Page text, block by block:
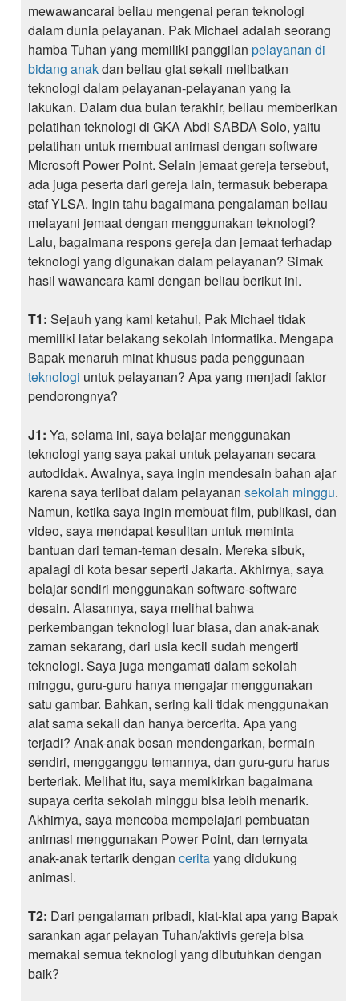
mewawancarai beliau mengenai peran teknologi
dalam dunia pelayanan. Pak Michael adalah seorang
hamba Tuhan yang memiliki panggilan pelayanan di
bidang anakdan beliau giat sekali melibatkan
teknologi dalam pelayanan-pelayanan yang ia
lakukan. Dalam dua bulan terakhir, beliau memberikan
pelatihan teknologi di GKA Abdi SABDA Solo, yaitu
pelatihan untuk membuat animasi dengan software
Microsoft Power Point. Selain jemaat gereja tersebut,
ada juga peserta dari gereja lain, termasuk beberapa
staf YLSA. Ingin tahu bagaimana pengalaman beliau
melayani jemaat dengan menggunakan teknologi?
Lalu, bagaimana respons gereja dan jemaat terhadap
teknologi yang digunakan dalam pelayanan? Simak
hasil wawancara kami dengan beliau berikut ini.
T1: Sejauh yang kami ketahui, Pak Michael tidak
memiliki latar belakang sekolah informatika. Mengapa
Bapak menaruh minat khusus pada penggunaan
teknologi untuk pelayanan? Apa yang menjadi faktor
pendorongnya?
J1: Ya, selama ini, saya belajar menggunakan
teknologi yang saya pakai untuk pelayanan secara
autodidak. Awalnya, saya ingin mendesain bahan ajar
karena saya terlibat dalam pelayanan sekolah minggu.
Namun, ketika saya ingin membuat film, publikasi, dan
video, saya mendapat kesulitan untuk meminta
bantuan dari teman-teman desain. Mereka sibuk,
apalagi di kota besar seperti Jakarta. Akhirnya, saya
belajar sendiri menggunakan software-software
desain. Alasannya, saya melihat bahwa
perkembangan teknologi luar biasa, dan anak-anak
zaman sekarang, dari usia kecil sudah mengerti
teknologi. Saya juga mengamati dalam sekolah
minggu, guru-guru hanya mengajar menggunakan
satu gambar. Bahkan, sering kali tidak menggunakan
alat sama sekali dan hanya bercerita. Apa yang
terjadi? Anak-anak bosan mendengarkan, bermain
sendiri, mengganggu temannya, dan guru-guru harus
berteriak. Melihat itu, saya memikirkan bagaimana
supaya cerita sekolah minggu bisa lebih menarik.
Akhirnya, saya mencoba mempelajari pembuatan
animasi menggunakan Power Point, dan ternyata
anak-anak tertarik dengan ceritayang didukung
animasi.
T2: Dari pengalaman pribadi, kiat-kiat apa yang Bapak
sarankan agar pelayan Tuhan/aktivis gereja bisa
memakai semua teknologi yang dibutuhkan dengan
baik?